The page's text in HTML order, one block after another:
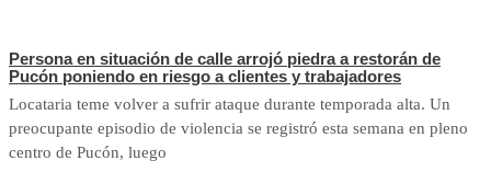
Persona en situación de calle arrojó piedra a restorán de
Pucón poniendo en riesgo a clientes y trabajadores
Locataria teme volver a sufrir ataque durante temporada alta. Un
preocupante episodio de violencia se registró esta semana en pleno
centro de Pucón, luego